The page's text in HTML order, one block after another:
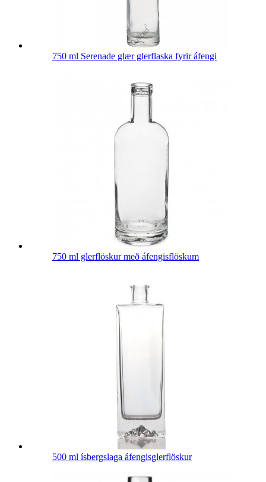
750 ml Serenade glær glerflaska fyrir áfengi
750 ml glerflöskur með áfengisflöskum
500 ml ísbergslaga áfengisglerflöskur